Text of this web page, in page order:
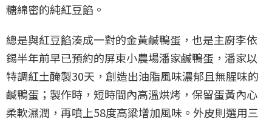
糖綿密的純紅豆餡。
總是與紅豆餡湊成一對的金黃鹹鴨蛋，也是主廚李依
錫半年前早已預約的屏東小農場潘家鹹鴨蛋，潘家以
特調紅土醃製30天，創造出油脂風味濃郁且無腥味的
鹹鴨蛋；製作時，短時間內高溫烘烤，保留蛋黃內心
柔軟濕潤，再噴上58度高粱增加風味。外皮則選用三